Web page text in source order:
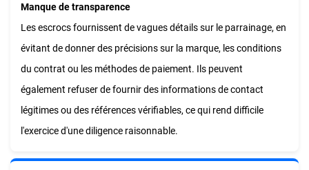
Manque de transparence
Les escrocs fournissent de vagues détails sur le parrainage, en
évitant de donner des précisions sur la marque, les conditions
du contrat ou les méthodes de paiement. Ils peuvent
également refuser de fournir des informations de contact
légitimes ou des références vérifiables, ce qui rend difficile
l'exercice d'une diligence raisonnable.